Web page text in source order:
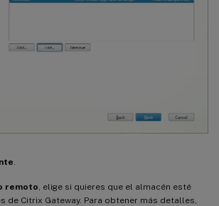
.
remoto, elige si quieres que el almacén esté
de Citrix Gateway. Para obtener más detalles,